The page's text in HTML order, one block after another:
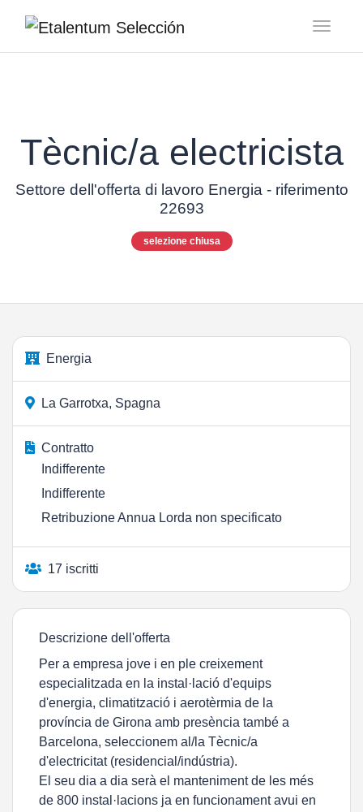
Tècnic/a electricista
Settore dell'offerta di lavoro Energia - riferimento
22693
selezione chiusa
Energia
La Garrotxa, Spagna
Contratto
Indifferente
Indifferente
Retribuzione Annua Lorda non specificato
17 iscritti
Descrizione dell'offerta
Per a empresa jove i en ple creixement
especialitzada en la instal·lació d'equips
d'energia, climatització i aerotèrmia de la
província de Girona amb presència també a
Barcelona, seleccionem al/la Tècnic/a
d'electricitat (residencial/indústria).
El seu dia a dia serà el manteniment de les més
de 800 instal·lacions ja en funcionament avui en